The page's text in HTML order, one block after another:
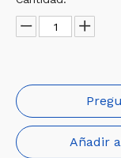
Añadir